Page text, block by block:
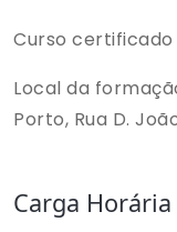
Curso
Local da
Porto, Rua D.
Carga Horária